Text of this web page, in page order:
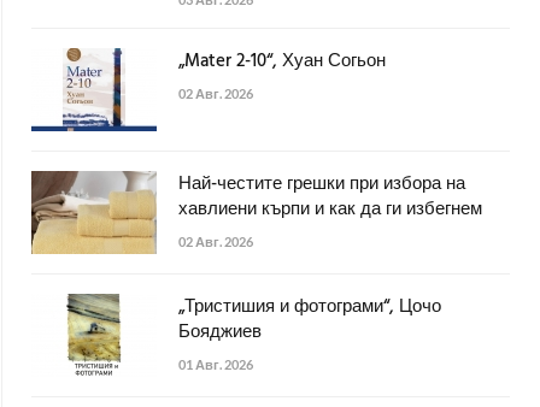
„Mater 2-10“, Хуан Согьон
02 Авг. 2026
Най-честите грешки при избора на
хавлиени кърпи и как да ги избегнем
02 Авг. 2026
„Тристишия и фотограми“, Цочо
Бояджиев
01 Авг. 2026